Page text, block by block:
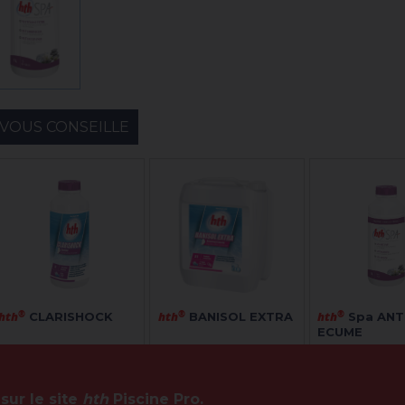
CONSEILLE
® CLARISHOCK hth® BANISOL EXTRA hth® Spa
ECUME
le site hthPiscine Pro.